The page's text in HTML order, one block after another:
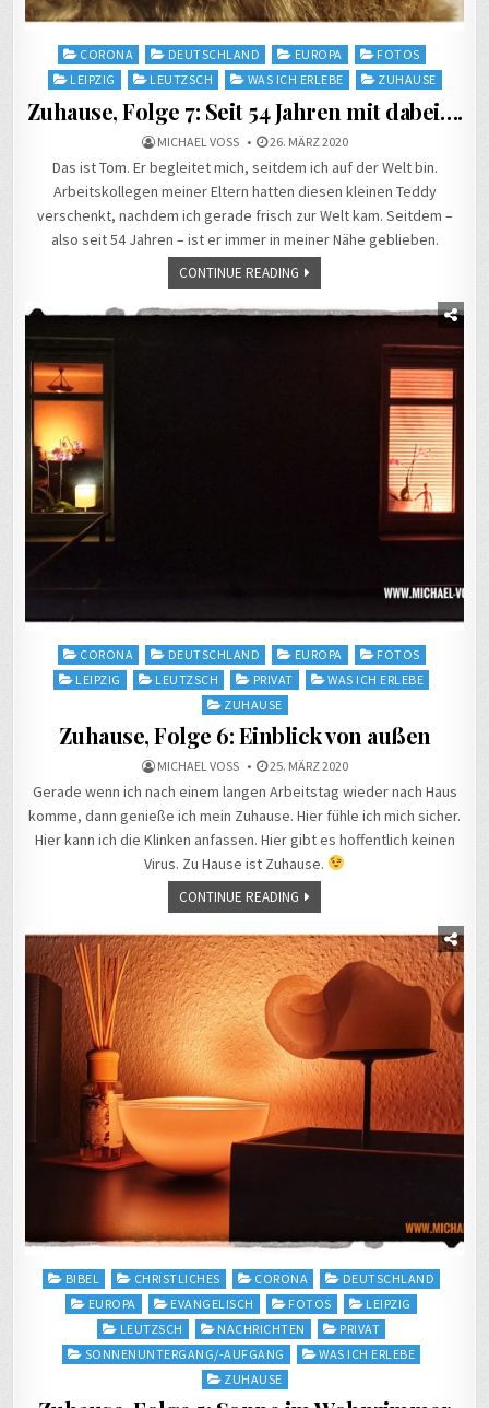
Posted
in
CORONA DEUTSCHLAND EUROPA
FOTOS
LEIPZIG
LEUTZSCH WAS ICH ERLEBE ZUHAUSE
Zuhause, Folge 7: Seit 54 Jahren mit dabei….
MICHAEL VOSS 26. MÄRZ 2020
Das ist Tom. Er begleitet mich, seitdem ich auf der Welt bin.
Arbeitskollegen meiner Eltern hatten diesen kleinen Teddy
verschenkt, nachdem ich gerade frisch zur Welt kam. Seitdem –
also seit 54 Jahren – ist er immer in meiner Nähe geblieben.
CONTINUE READING
Posted
in
CORONA DEUTSCHLAND EUROPA
FOTOS
LEIPZIG
LEUTZSCH PRIVAT
WAS ICH ERLEBE
ZUHAUSE
Zuhause, Folge 6: Einblick von außen
MICHAEL VOSS 25. MÄRZ 2020
Gerade wenn ich nach einem langen Arbeitstag wieder nach Haus
komme, dann genieße ich mein Zuhause. Hier fühle ich mich sicher.
Hier kann ich die Klinken anfassen. Hier gibt es hoffentlich keinen
Virus. Zu Hause ist Zuhause.
CONTINUE READING
Posted
BIBEL CHRISTLICHES CORONA
DEUTSCHLAND
EUROPA
EVANGELISCH FOTOS
LEIPZIG
LEUTZSCH
NACHRICHTEN
PRIVAT
SONNENUNTERGANG/-AUFGANG
WAS ICH ERLEBE
ZUHAUSE